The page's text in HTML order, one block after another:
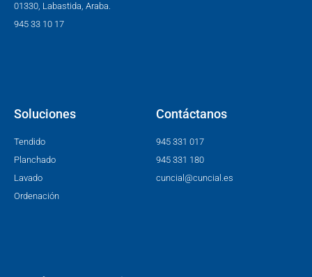
01330, Labastida, Araba.
945 33 10 17
Soluciones
Tendido
Planchado
Lavado
Ordenación
Contáctanos
945 331 017
945 331 180
cuncial@cuncial.es